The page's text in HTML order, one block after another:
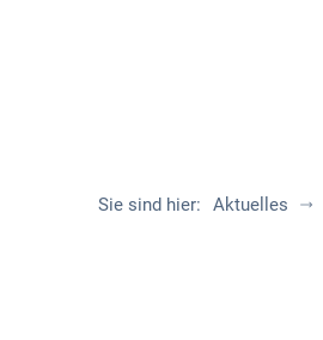
Sie sind hier: Aktuelles